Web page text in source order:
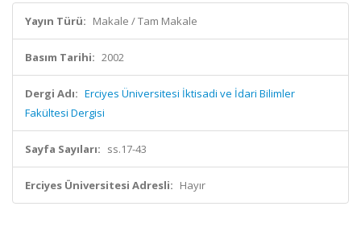
Yayın Türü: Makale / Tam Makale
Basım Tarihi: 2002
Dergi Adı: Erciyes Üniversitesi İktisadi ve İdari Bilimler
Fakültesi Dergisi
Sayfa Sayıları: ss.17-43
Erciyes Üniversitesi Adresli: Hayır